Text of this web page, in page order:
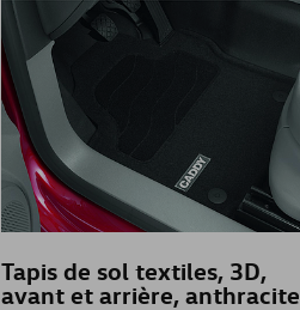
Tapis de sol textiles, 3D,
avant et arrière, anthracite